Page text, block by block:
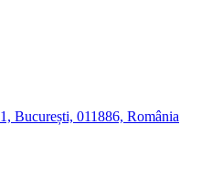
București, 011886, România